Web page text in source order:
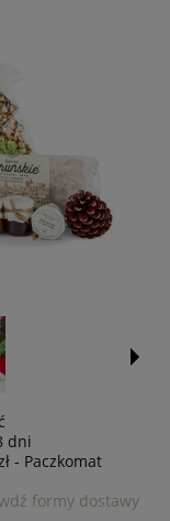
dni
- Paczkomat
formy dostawy